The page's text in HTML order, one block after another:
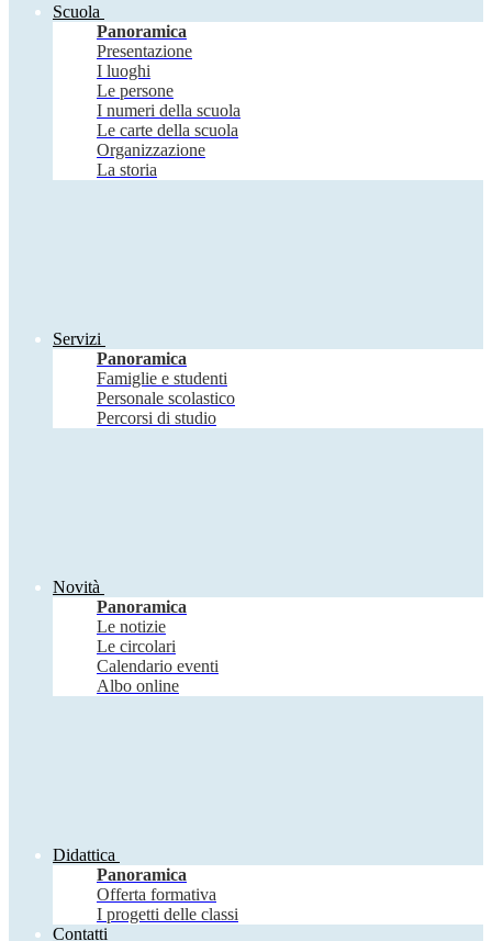
Scuola
Panoramica
Presentazione
I luoghi
Le persone
I numeri della scuola
Le carte della scuola
Organizzazione
La storia
Servizi
Panoramica
Famiglie e studenti
Personale scolastico
Percorsi di studio
Novità
Panoramica
Le notizie
Le circolari
Calendario eventi
Albo online
Didattica
Panoramica
Offerta formativa
I progetti delle classi
Contatti